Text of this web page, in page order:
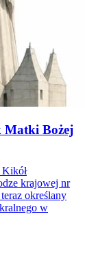
Matki Bożej
krajowej nr
określany
w